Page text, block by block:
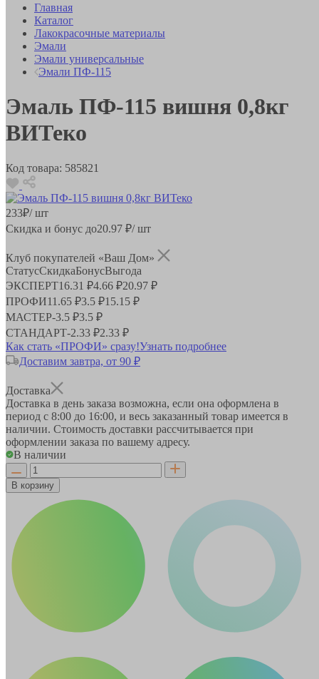
Главная
Каталог
Лакокрасочные материалы
Эмали
Эмали универсальные
Эмали ПФ-115
Эмаль ПФ-115 вишня 0,8кг
ВИТеко
Код товара: 585821
233₽/ шт
Скидка и бонус до20.97 ₽/ шт
Клуб покупателей «Ваш Дом»
СтатусСкидкаБонусВыгода
ЭКСПЕРТ16.31 ₽4.66 ₽20.97 ₽
ПРОФИ11.65 ₽3.5 ₽15.15 ₽
МАСТЕР-3.5 ₽3.5 ₽
СТАНДАРТ-2.33 ₽2.33 ₽
Как стать «ПРОФИ» сразу!Узнать подробнее
Доставим завтра, от 90 ₽
Доставка
Доставка в день заказа возможна, если она оформлена в
период с 8:00 до 16:00, и весь заказанный товар имеется в
наличии. Стоимость доставки рассчитывается при
оформлении заказа по вашему адресу.
В наличии
В корзину